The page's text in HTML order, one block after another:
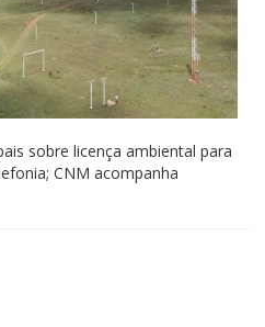
sobre licença ambiental para
CNM acompanha